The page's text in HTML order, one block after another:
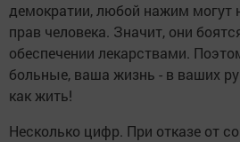
демократии, лю­бой нажим могут
прав чело­века. Значит, они
обеспечении лекарствами.
больные, ваша жизнь - в ваших
как жить!
Несколько цифр. При от­казе от